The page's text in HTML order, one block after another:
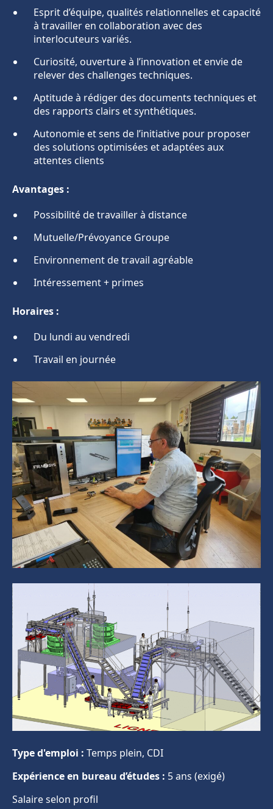
Esprit d’équipe, qualités relationnelles et capacité
à travailler en collaboration avec des
interlocuteurs variés.
Curiosité, ouverture à l’innovation et envie de
relever des challenges techniques.
Aptitude à rédiger des documents techniques et
des rapports clairs et synthétiques.
Autonomie et sens de l’initiative pour proposer
des solutions optimisées et adaptées aux
attentes clients
Avantages :
Possibilité de travailler à distance
Mutuelle/Prévoyance Groupe
Environnement de travail agréable
Intéressement + primes
Horaires :
Du lundi au vendredi
Travail en journée
Type d'emploi : Temps plein, CDI
Expérience en bureau d’études : 5 ans (exigé)
Salaire selon profil